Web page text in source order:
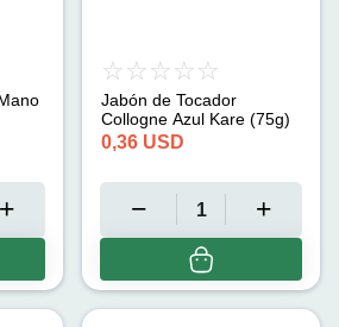
Jabón de Tocador
Collogne Azul Kare (75g)
0,36 USD